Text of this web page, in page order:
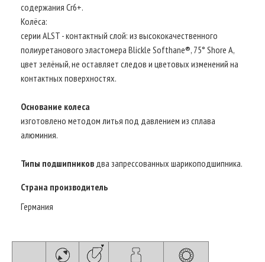
содержания Cr6+.
Колёса:
серии ALST - контактный слой: из высококачественного
полиуретанового эластомера Blickle Softhane®, 75° Shore A,
цвет зелёный, не оставляет следов и цветовых изменений на
контактных поверхностях.
Основание колеса
изготовлено методом литья под давлением из сплава
алюминия.
Типы подшипников два запрессованных шарикоподшипника.
Страна производитель
Германия